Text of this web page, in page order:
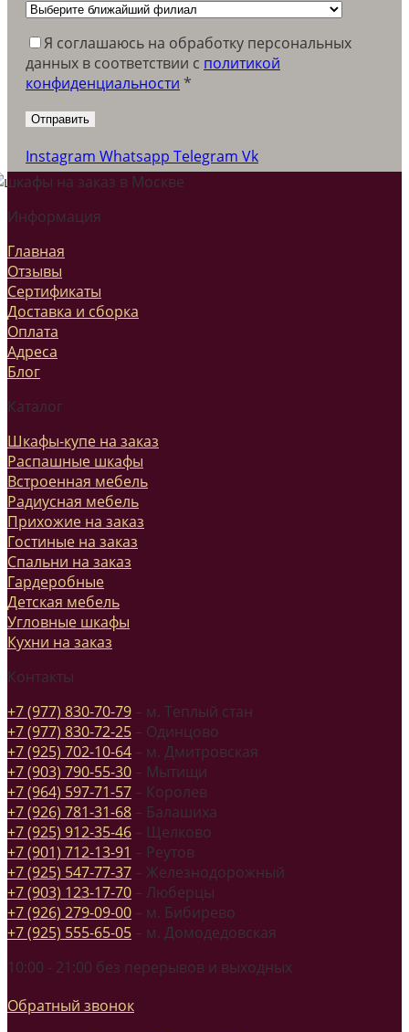
Я соглашаюсь на обработку персональных
данных в соответствии c политикой
конфиденциальности *
Instagram Whatsapp Telegram Vk
Информация
Главная
Отзывы
Сертификаты
Доставка и сборка
Оплата
Адреса
Блог
Каталог
Шкафы-купе на заказ
Распашные шкафы
Встроенная мебель
Радиусная мебель
Прихожие на заказ
Гостиные на заказ
Спальни на заказ
Гардеробные
Детская мебель
Угловные шкафы
Кухни на заказ
Контакты
+7 (977) 830-70-79 – м. Теплый стан
+7 (977) 830-72-25 – Одинцово
+7 (925) 702-10-64 – м. Дмитровская
+7 (903) 790-55-30 – Мытищи
+7 (964) 597-71-57 – Королев
+7 (926) 781-31-68 – Балашиха
+7 (925) 912-35-46 – Щелково
+7 (901) 712-13-91 – Реутов
+7 (925) 547-77-37 – Железнодорожный
+7 (903) 123-17-70 – Люберцы
+7 (926) 279-09-00 – м. Бибирево
+7 (925) 555-65-05 – м. Домодедовская
10:00 - 21:00 без перерывов и выходных
Обратный звонок